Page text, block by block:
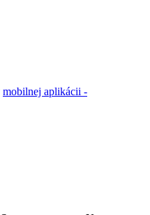
mobilnej aplikácii -